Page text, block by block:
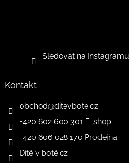
Sledovat na Instagramu
Kontakt
obchod@ditevbote.cz
+420 602 600 301 E-shop
+420 606 028 170 Prodejna
Dítě v botě.cz